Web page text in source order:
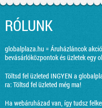
RÓLUNK
globalplaza.hu = Áruházláncok
bevásárlóközpontok és üzletek egy
Töltsd fel üzleted INGYEN a
ra:Töltsd fel üzleted még ma!
Ha webáruházad van, így tudsz